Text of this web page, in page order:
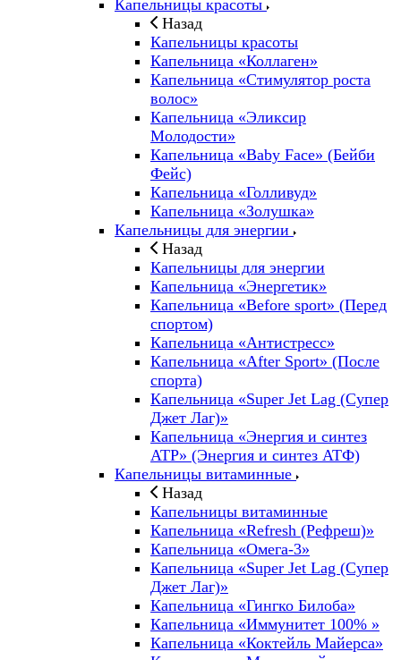
Капельницы красоты
Назад
Капельницы красоты
Капельница «Коллаген»
Капельница «Стимулятор роста
волос»
Капельница «Эликсир
Молодости»
Капельница «Baby Face» (Бейби
Фейс)
Капельница «Голливуд»
Капельница «Золушка»
Капельницы для энергии
Назад
Капельницы для энергии
Капельница «Энергетик»
Капельница «Before sport» (Перед
спортом)
Капельница «Антистресс»
Капельница «After Sport» (После
спорта)
Капельница «Super Jet Lag (Супер
Джет Лаг)»
Капельница «Энергия и синтез
ATP» (Энергия и синтез АТФ)
Капельницы витаминные
Назад
Капельницы витаминные
Капельница «Refresh (Рефреш)»
Капельница «Омега-3»
Капельница «Super Jet Lag (Супер
Джет Лаг)»
Капельница «Гингко Билоба»
Капельница «Иммунитет 100% »
Капельница «Коктейль Майерса»